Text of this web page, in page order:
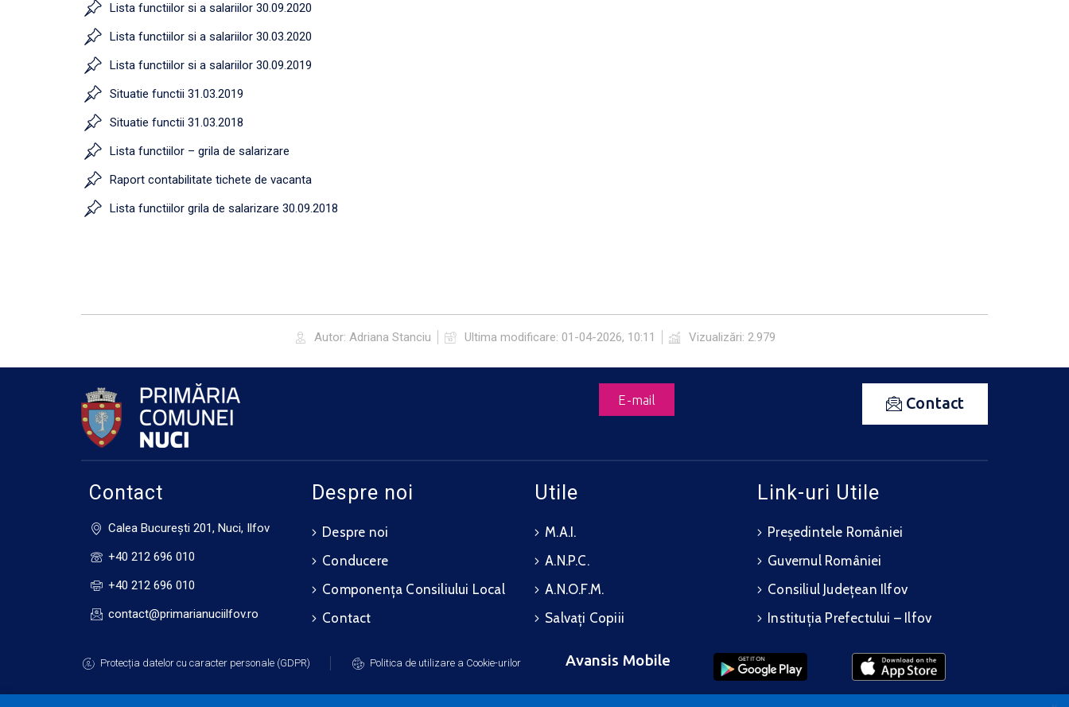
Lista functiilor si a salariilor 30.09.2020
Lista functiilor si a salariilor 30.03.2020
Lista functiilor si a salariilor 30.09.2019
Situatie functii 31.03.2019
Situatie functii 31.03.2018
Lista functiilor – grila de salarizare
Raport contabilitate tichete de vacanta
Lista functiilor grila de salarizare 30.09.2018
Autor: Adriana Stanciu Ultima modificare: 01-04-2026, 10:11 Vizualizări: 2.979
E-mail Contact
Contact
Calea Bucureşti 201, Nuci, Ilfov
+40 212 696 010
+40 212 696 010
contact@primarianuciilfov.ro
Despre noi
Despre noi
Conducere
Componența Consiliului Local
Contact
Utile
M.A.I.
A.N.P.C.
A.N.O.F.M.
Salvați Copiii
Link-uri Utile
Președintele României
Guvernul României
Consiliul Județean Ilfov
Instituția Prefectului – Ilfov
Protecția datelor cu caracter personale (GDPR) Politica de utilizare a Cookie-urilor Avansis Mobile